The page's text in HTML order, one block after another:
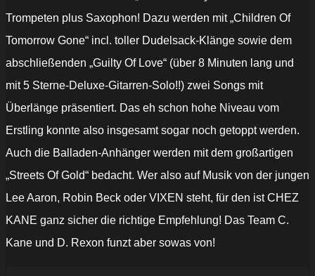
Trompeten plus Saxophon! Dazu werden mit „Children Of
Tomorrow Gone“ incl. toller Dudelsack-Klänge sowie dem
abschließenden „Guilty Of Love“ (über 8 Minuten lang und
mit 5 Sterne-Deluxe-Gitarren-Solo!!) zwei Songs mit
Überlänge präsentiert. Das eh schon hohe Niveau vom
Erstling konnte also insgesamt sogar noch getoppt werden.
Auch die Balladen-Anhänger werden mit dem großartigen
„Streets Of Gold“ bedacht. Wer also auf Musik von der jungen
Lee Aaron, Robin Beck oder VIXEN steht, für den ist CHEZ
KANE ganz sicher die richtige Empfehlung! Das Team C.
Kane und D. Rexon funzt aber sowas von!